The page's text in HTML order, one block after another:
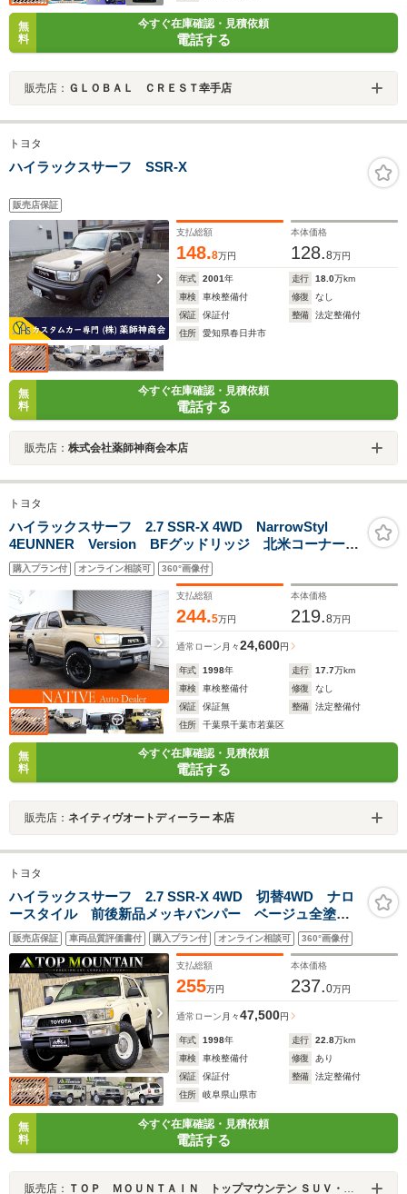
無
料
今すぐ在庫確認・見積依頼
電話する
販売店： ＧＬＯＢＡＬ ＣＲＥＳＴ幸手店
トヨタ
ハイラックスサーフ SSR-X
販売店保証
支払総額
148.8万円
本体価格
128.8万円
年式 2001年 走行 18.0万km
車検
車検整備付 修復
なし
保証
保証付 整備
法定整備付
住所
愛知県春日井市
無
料
今すぐ在庫確認・見積依頼
電話する
販売店： 株式会社薬師神商会本店
トヨタ
ハイラックスサーフ 2.7 SSR-X 4WD NarrowStyl
4EUNNER Version BFグッドリッジ 北米コーナーレ
ンズ TOYOTAフェイス LEDヘッドライト ALPINEフ
ローティングナビ地デジ ETC Bluetooth ナルディウ
ッドステアリング
購入プラン付 オンライン相談可 360°画像付
支払総額
244.5万円
本体価格
219.8万円
通常ローン 月々24,600円
年式 1998年 走行 17.7万km
車検
車検整備付 修復
なし
保証
保証無 整備
法定整備付
住所
千葉県千葉市若葉区
無
料
今すぐ在庫確認・見積依頼
電話する
販売店： ネイティヴオートディーラー 本店
トヨタ
ハイラックスサーフ 2.7 SSR-X 4WD 切替4WD ナロ
ースタイル 前後新品メッキバンパー ベージュ全塗
装 リフトアップ DEAN16インチアルミホイール ジ
オランダーX-ATタイヤ 背面タイヤレス ブラウンシー
トカバー SDナビ ETC
販売店保証 車両品質評価書付 購入プラン付 オンライン相談可 360°画像付
支払総額
255万円
本体価格
237.0万円
通常ローン 月々47,500円
年式 1998年 走行 22.8万km
車検
車検整備付 修復
あり
保証
保証付 整備
法定整備付
住所
岐阜県山県市
無
料
今すぐ在庫確認・見積依頼
電話する
販売店： ＴＯＰ ＭＯＵＮＴＡＩＮ トップマウンテン ＳＵＶ・クロカン・キャンピングカー専門店